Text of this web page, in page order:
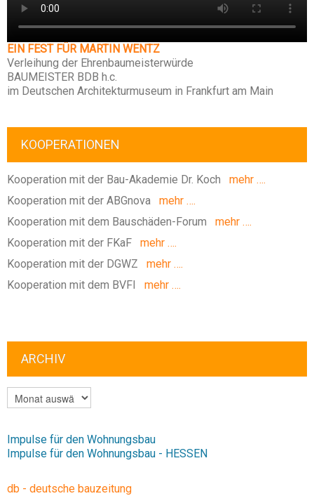
EIN FEST FÜR MARTIN WENTZ
Verleihung der Ehrenbaumeisterwürde
BAUMEISTER BDB h.c.
im Deutschen Architekturmuseum in Frankfurt am Main
KOOPERATIONEN
Kooperation mit der Bau-Akademie Dr. Koch mehr ….
Kooperation mit der ABGnova mehr ….
Kooperation mit dem Bauschäden-Forum mehr ….
Kooperation mit der FKaF mehr ….
Kooperation mit der DGWZ mehr ….
Kooperation mit dem BVFI
mehr ….
ARCHIV
ARCHIV
Impulse für den Wohnungsbau
Impulse für den Wohnungsbau - HESSEN
db - deutsche bauzeitung